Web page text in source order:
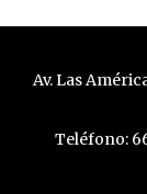
Av. Las
Teléfono: